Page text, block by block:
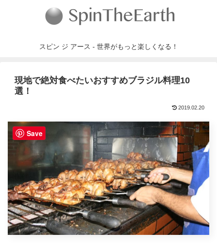
スピン ジ アース - 世界がもっと楽しくなる！
現地で絶対食べたいおすすめブラジル料理10
選！
2019.02.20
Save